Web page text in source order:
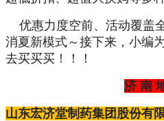
优惠力度空前、活动覆盖
消夏新模式～接下来，小编
去买买买！！！
济 南
山东宏济堂制药集团股份有